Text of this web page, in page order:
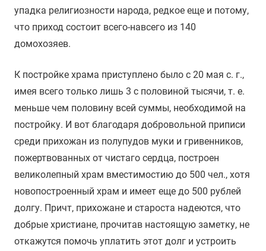
упадка религиозности народа, редкое еще и потому,
что приход состоит всего-навсего из 140
домохозяев.
К постройке храма приступлено было с 20 мая с. г.,
имея всего только лишь 3 с половиной тысячи, т. е.
меньше чем половину всей суммы, необходимой на
постройку. И вот благодаря добровольной приписи
среди прихожан из полупудов муки и гривенников,
пожертвованных от чистаго сердца, построен
великолепный храм вместимостию до 500 чел., хотя
новопостроенный храм и имеет еще до 500 рублей
долгу. Причт, прихожане и староста надеются, что
добрые христиане, прочитав настоящую заметку, не
откажутся помочь уплатить этот долг и устроить